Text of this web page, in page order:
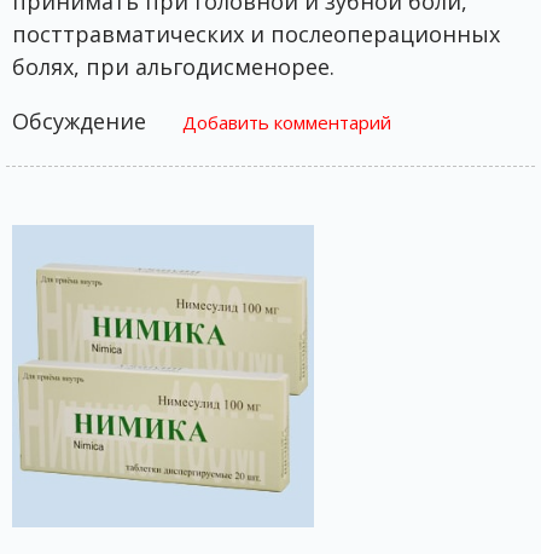
посттравматических и послеоперационных
болях, при альгодисменорее.
Обсуждение
Добавить комментарий